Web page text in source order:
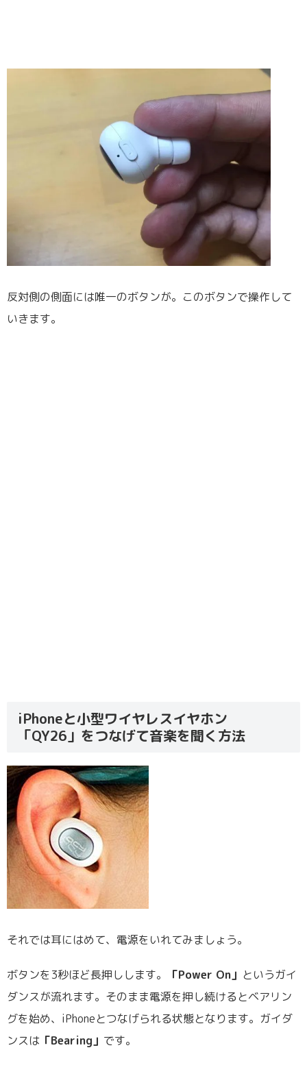
反対側の側面には唯一のボタンが。このボタンで操作して
いきます。
iPhoneと小型ワイヤレスイヤホン
「QY26」をつなげて音楽を聞く方法
それでは耳にはめて、電源をいれてみましょう。
ボタンを3秒ほど長押しします。 「Power On」 というガイ
ダンスが流れます。そのまま電源を押し続けるとベアリン
グを始め、iPhoneとつなげられる状態となります。ガイダ
ンスは 「Bearing」 です。